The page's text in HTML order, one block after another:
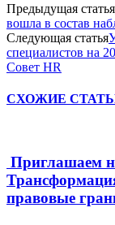
Предыдущая статья
вошла в состав
Следующая статья
специалистов на
Совет HR
СХОЖИЕ
Приглашаем
правовые